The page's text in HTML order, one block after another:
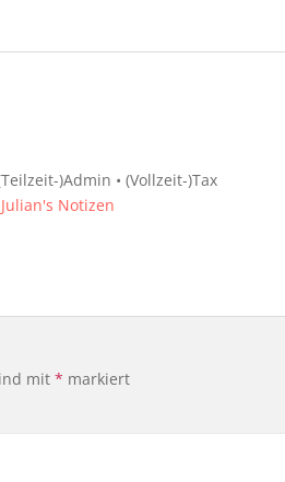
)Admin • (Vollzeit-)Tax
Julian's Notizen
mit * markiert